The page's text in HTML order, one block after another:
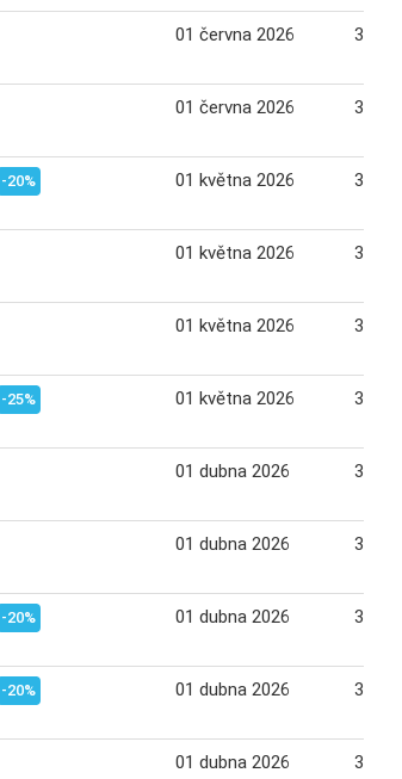
01 června 2026 30
01 června 2026 30
-20% 01 května 2026 31
01 května 2026 31
01 května 2026 31
-25% 01 května 2026 31
01 dubna 2026 30
01 dubna 2026 30
-20% 01 dubna 2026 30
-20% 01 dubna 2026 30
01 dubna 2026 30